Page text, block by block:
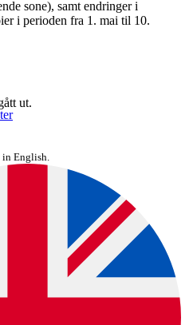
in English.
sone), samt endringer i
i perioden fra 1. mai til 10.
ut.
(hoering.no)